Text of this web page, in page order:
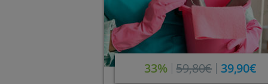
33% 59,80€ 39,90€